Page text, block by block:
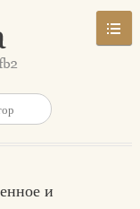
и